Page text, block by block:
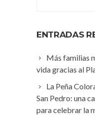
ENTRADAS
Más familias
vida gracias al
La Peña
San Pedro: una
para celebrar la